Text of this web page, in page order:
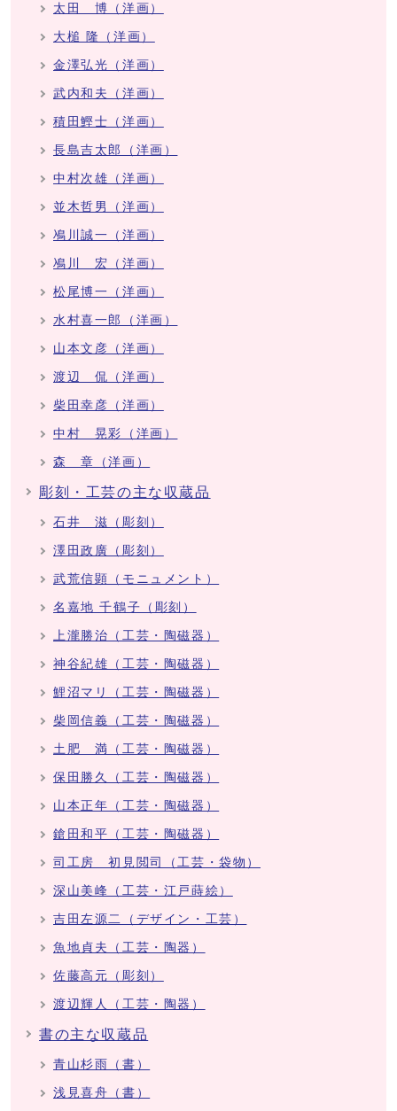
太田 博（洋画）
大槌 隆（洋画）
金澤弘光（洋画）
武内和夫（洋画）
積田鰹士（洋画）
長島吉太郎（洋画）
中村次雄（洋画）
並木哲男（洋画）
鳰川誠一（洋画）
鳰川 宏（洋画）
松尾博一（洋画）
水村喜一郎（洋画）
山本文彦（洋画）
渡辺 侃（洋画）
柴田幸彦（洋画）
中村 晃彩（洋画）
森 章（洋画）
彫刻・工芸の主な収蔵品
石井 滋（彫刻）
澤田政廣（彫刻）
武荒信顕（モニュメント）
名嘉地 千鶴子（彫刻）
上瀧勝治（工芸・陶磁器）
神谷紀雄（工芸・陶磁器）
鯉沼マリ（工芸・陶磁器）
柴岡信義（工芸・陶磁器）
土肥 満（工芸・陶磁器）
保田勝久（工芸・陶磁器）
山本正年（工芸・陶磁器）
鎗田和平（工芸・陶磁器）
司工房 初見閲司（工芸・袋物）
深山美峰（工芸・江戸蒔絵）
吉田左源二（デザイン・工芸）
魚地貞夫（工芸・陶器）
佐藤高元（彫刻）
渡辺輝人（工芸・陶器）
書の主な収蔵品
青山杉雨（書）
浅見喜舟（書）